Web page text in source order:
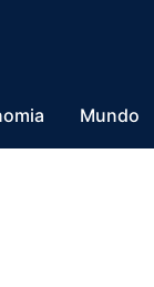
Mundo